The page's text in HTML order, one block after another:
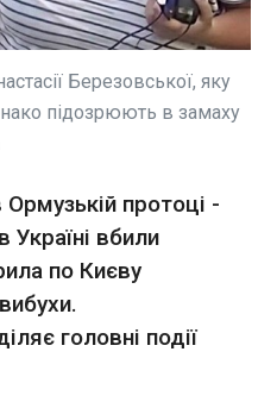
в Ізраїль. В ході
з керівництвом
питання постачання
винищувачів F-35. Про
телеканал CNN.
вибухи
в Києві зранку 8
наш власний
Просимо всіх
Березовської, яку
підозрюють в замаху
Ормузькій протоці -
вбили
по Києву
головні події